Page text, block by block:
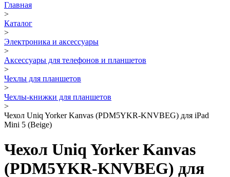
Главная
>
Каталог
>
Электроника и аксессуары
>
Аксессуары для телефонов и планшетов
>
Чехлы для планшетов
>
Чехлы-книжки для планшетов
>
Чехол Uniq Yorker Kanvas (PDM5YKR-KNVBEG) для iPad
Mini 5 (Beige)
Чехол Uniq Yorker Kanvas
(PDM5YKR-KNVBEG) для